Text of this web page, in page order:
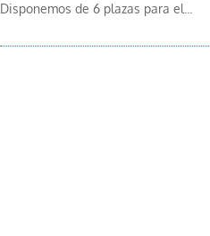
Disponemos de 6 plazas para el...